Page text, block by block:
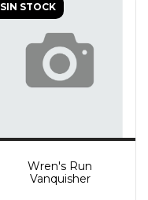
SIN STOCK
Wren's Run
Vanquisher